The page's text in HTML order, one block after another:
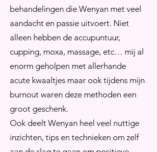
behandelingen die Wenyan met veel
aandacht en passie uitvoert. Niet
alleen hebben de accupuntuur,
cupping, moxa, massage, etc… mij al
enorm geholpen met allerhande
acute kwaaltjes maar ook tijdens mijn
burnout waren deze methoden een
groot geschenk.
Ook deelt Wenyan heel veel nuttige
inzichten, tips en technieken om zelf